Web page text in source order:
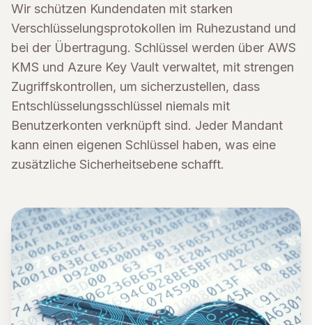
Wir schützen Kundendaten mit starken
Verschlüsselungsprotokollen im Ruhezustand und
bei der Übertragung. Schlüssel werden über AWS
KMS und Azure Key Vault verwaltet, mit strengen
Zugriffskontrollen, um sicherzustellen, dass
Entschlüsselungsschlüssel niemals mit
Benutzerkonten verknüpft sind. Jeder Mandant
kann einen eigenen Schlüssel haben, was eine
zusätzliche Sicherheitsebene schafft.